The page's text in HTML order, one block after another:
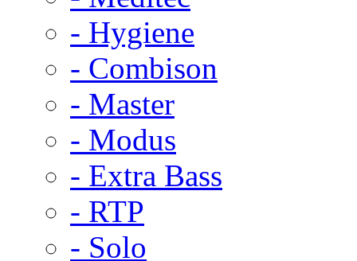
- Hygiene
- Combison
- Master
- Modus
- Extra Bass
- RTP
- Solo